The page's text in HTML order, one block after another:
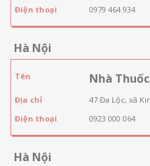
Điện thoại
0979 464 934
Hà Nội
Tên Nhà
Địa chỉ
47 Đa Lộc, xã
Điện thoại
0923 000 064
Hà Nội